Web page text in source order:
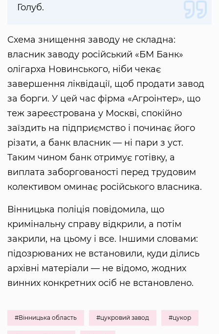
Голуб.
Схема знищення заводу не складна:
власник заводу російський «БМ Банк»
олігарха Новинського, ніби чекає
завершення ліквідації, щоб продати завод
за борги. У цей час фірма «Агроінтер», що
теж зареєстрована у Москві, спокійно
заїздить на підприємство і починає його
різати, а банк власник — ні пари з уст.
Таким чином банк отримує готівку, а
виплата заборгованості перед трудовим
колективом оминає російського власника.
Вінницька поліція повідомила, що
кримінальну справу відкрили, а потім
закрили, на цьому і все. Іншими словами:
підозрюваних не встановили, куди ділись
архівні матеріали — не відомо, жодних
винних конкретних осіб не встановлено.
#Вінницька область #цукровий завод #цукор